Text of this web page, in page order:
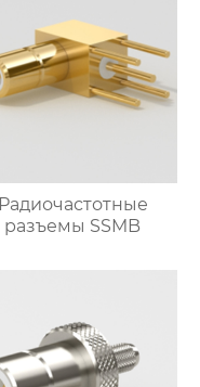
Радиочастотные
разъемы SSMB